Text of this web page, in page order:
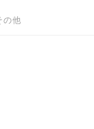
の他